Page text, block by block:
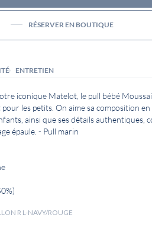
RÉSERVER EN BOUTIQUE
ENTRETIEN
iconique Matelot, le pull bébé
les petits. On aime sa composition en
ainsi que ses détails authentiques,
épaule. - Pull marin
R L-NAVY/ROUGE